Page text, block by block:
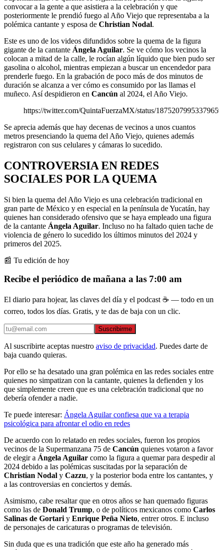
convocar a la gente a que asistiera a la celebración y que
posteriormente le prendió fuego al Año Viejo que representaba a la
polémica cantante y esposa de Christian Nodal.
Este es uno de los videos difundidos sobre la quema de la figura
gigante de la cantante Ángela Aguilar. Se ve cómo los vecinos la
colocan a mitad de la calle, le rocían algún líquido que bien pudo ser
gasolina o alcohol, mientras empiezan a buscar un encendedor para
prenderle fuego. En la grabación de poco más de dos minutos de
duración se alcanza a ver cómo es consumido por las llamas el
muñeco. Así despidieron en Cancún al 2024, el Año Viejo.
https://twitter.com/QuintaFuerzaMX/status/
Se aprecia además que hay decenas de vecinos a unos cuantos
metros presenciando la quema del Año Viejo, quienes además
registraron con sus celulares y cámaras lo sucedido.
CONTROVERSIA EN REDES
SOCIALES POR LA QUEMA
Si bien la quema del Año Viejo es una celebración tradicional en
gran parte de México y en especial en la península de Yucatán, hay
quienes han considerado ofensivo que se haya empleado una figura
de la cantante Ángela Aguilar. Incluso no ha faltado quien tache de
violencia de género lo sucedido los últimos minutos del 2024 y
primeros del 2025.
📰 Tu edición de hoy
Recibe el periódico de mañana a las 7:00 am
El diario para hojear, las claves del día y el podcast ☕ — todo en un
correo, todos los días. Gratis, y te das de baja con un clic.
Suscribirme
Al suscribirte aceptas nuestro aviso de privacidad. Puedes darte de
baja cuando quieras.
Por ello se ha desatado una gran polémica en las redes sociales entre
quienes no simpatizan con la cantante, quienes la defienden y los
que simplemente creen que es una celebración tradicional que no
debería ofender a nadie.
Te puede interesar: Ángela Aguilar confiesa que va a terapia
psicológica para afrontar el odio en redes
De acuerdo con lo relatado en redes sociales, fueron los propios
vecinos de la Supermanzana 75 de Cancún quienes votaron a favor
de elegir a Ángela Aguilar como la figura a quemar para despedir al
2024 debido a las polémicas suscitadas por la separación de
Christian Nodal y Cazzu, y la posterior boda entre los cantantes, y
a las controversias en conciertos y demás.
Asimismo, cabe resaltar que en otros años se han quemado figuras
como las de Donald Trump, o de políticos mexicanos como Carlos
Salinas de Gortari y Enrique Peña Nieto, entrer otros. E incluso
de personajes de caricaturas o programas de televisión.
Sin duda que es una tradición que este año ha generado más